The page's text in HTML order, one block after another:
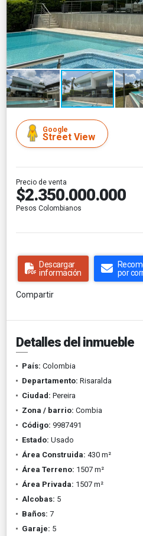
Google
Street View
Precio de venta
$2.350.000.000
Pesos Colombianos
Descargar
información
por
Compartir
Detalles del inmueble
País: Colombia
Departamento: Risaralda
Ciudad: Pereira
Zona / barrio: Combia
Código: 9987491
Estado: Usado
Área Construida: 430 m²
Área Terreno: 1507 m²
Área Privada: 1507 m²
Alcobas: 5
Baños: 7
Garaje: 5